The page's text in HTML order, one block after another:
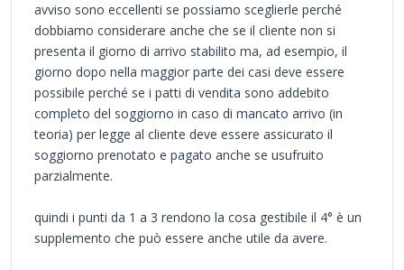
avviso sono eccellenti se possiamo sceglierle perché
dobbiamo considerare anche che se il cliente non si
presenta il giorno di arrivo stabilito ma, ad esempio, il
giorno dopo nella maggior parte dei casi deve essere
possibile perché se i patti di vendita sono addebito
completo del soggiorno in caso di mancato arrivo (in
teoria) per legge al cliente deve essere assicurato il
soggiorno prenotato e pagato anche se usufruito
parzialmente.
quindi i punti da 1 a 3 rendono la cosa gestibile il 4° è un
supplemento che può essere anche utile da avere.